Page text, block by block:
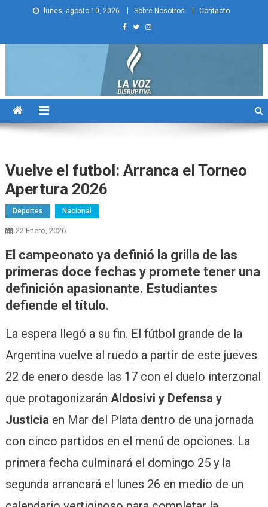
lunes, agosto 10, 2026 Sobre Nosotros Contacto
La Voz Disruptiva
Vuelve el futbol: Arranca el Torneo
Apertura 2026
Deportes Nacional
22 Enero, 2026
El campeonato ya definió la grilla de las
primeras doce fechas y promete tener una
definición apasionante. Estudiantes
defiende el título.
La espera llegó a su fin. El fútbol grande de la
Argentina vuelve al ruedo a partir de este jueves
22 de enero desde las 17 con el duelo interzonal
que protagonizarán Aldosivi y Defensa y
Justicia en Mar del Plata dentro de una jornada
con cinco partidos en el menú de opciones. La
primera fecha culminará el domingo 25 y la
segunda arrancará el lunes 26 en medio de un